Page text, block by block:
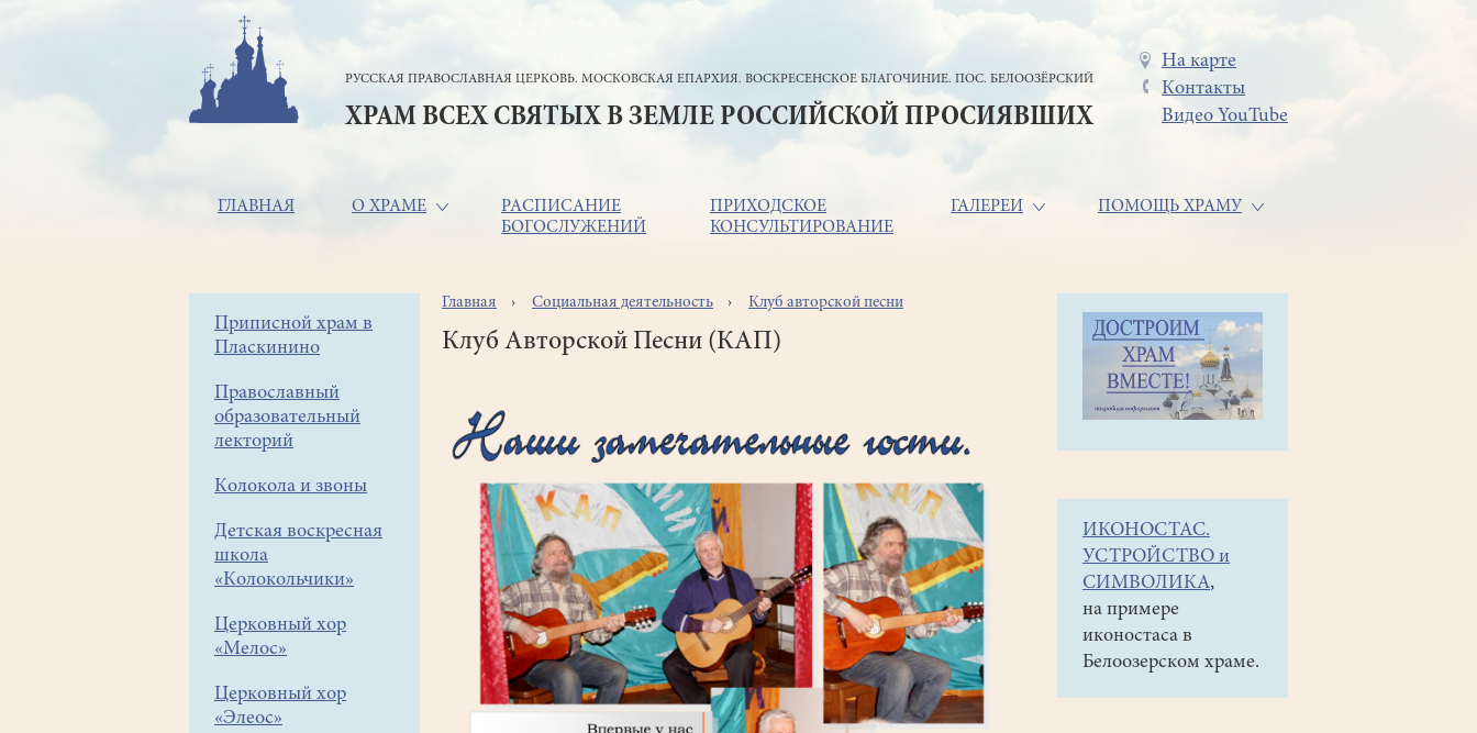
РУССКАЯ ПРАВОСЛАВНАЯ ЦЕРКОВЬ. МОСКОВСКАЯ ЕПАРХИЯ. ВОСКРЕСЕНСКОЕ БЛАГОЧИНИЕ. ПОС. БЕЛООЗЁРСКИЙ
ХРАМ ВСЕХ СВЯТЫХ В ЗЕМЛЕ РОССИЙСКОЙ ПРОСИЯВШИХ
Меню
в
На карте
Контакты
Видео YouTube
Основная
ГЛАВНАЯ О ХРАМЕ
РАСПИСАНИЕ
БОГОСЛУЖЕНИЙ
ПРИХОДСКОЕ
КОНСУЛЬТИРОВАНИЕ
ГАЛЕРЕИ ПОМОЩЬ ХРАМУ
Боковое
меню
Приписной храм в
Пласкинино
Православный
образовательный
лекторий
Колокола и звоны
Детская воскресная
школа
«Колокольчики»
Церковный хор
«Мелос»
Церковный хор
«Элеос»
Строка
навигации
Главная Социальная деятельность Клуб авторской песни
Клуб Авторской Песни (КАП)
ИКОНОСТАС.
УСТРОЙСТВО и
СИМВОЛИКА,
на примере
иконостаса в
Белоозерском храме.